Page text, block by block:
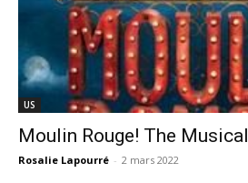
US
Moulin Rouge! The Musical
Rosalie Lapourré - 2 mars 2022